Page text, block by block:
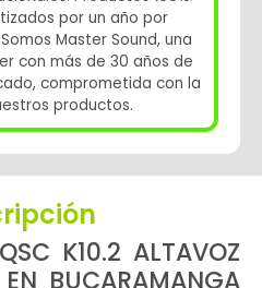
por un año por
Master Sound, una
con más de 30 años de
comprometida con la
productos.
K10.2 ALTAVOZ
BUCARAMANGA